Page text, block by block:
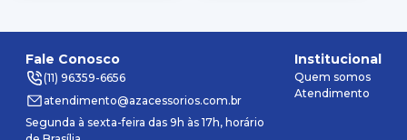
Fale Conosco
(11) 96359-6656
atendimento@azacessorios.com.br
Segunda à sexta-feira das 9h às 17h, horário
Institucional
Quem somos
Atendimento